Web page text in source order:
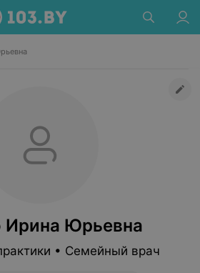
Ирина Юрьевна
• Семейный врач